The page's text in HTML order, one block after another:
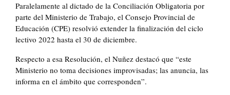
Paralelamente al dictado de la Conciliación Obligatoria por
parte del Ministerio de Trabajo, el Consejo Provincial de
Educación (CPE) resolvió extender la finalización del ciclo
lectivo 2022 hasta el 30 de diciembre.
Respecto a esa Resolución, el Nuñez destacó que “este
Ministerio no toma decisiones improvisadas; las anuncia, las
informa en el ámbito que corresponden”.